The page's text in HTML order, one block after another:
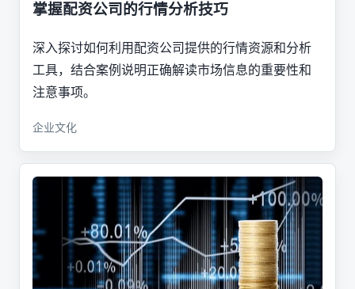
掌握配资公司的行情分析技巧
深入探讨如何利用配资公司提供的行情资源和分析
工具，结合案例说明正确解读市场信息的重要性和
注意事项。
企业文化